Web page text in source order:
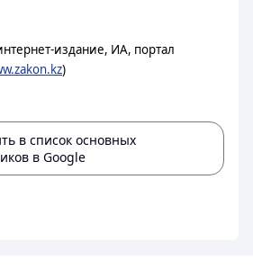
издание, ИА, портал
)
в список основных
в Google